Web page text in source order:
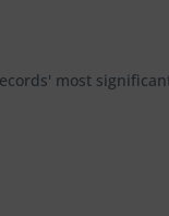
most